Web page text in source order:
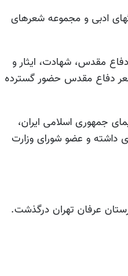
ادبی و مجموعه شعرهای
مقدس، شهادت، ایثار و
دفاع مقدس حضور گسترده
جمهوری اسلامی ایران،
داشته و عضو شورای وزارت